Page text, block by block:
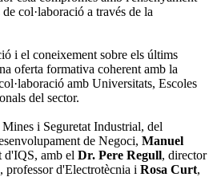
col·laboració a través de la
i el coneixement sobre els últims
oferta formativa coherent amb la
amb Universitats, Escoles
del sector.
i Seguretat Industrial, del
de Negoci, Manuel
d'IQS, amb el Dr. Pere Regull, director
, professor d'Electrotècnia i Rosa Curt,